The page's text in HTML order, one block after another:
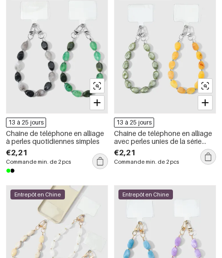
13 à 25 jours
Chaîne de téléphone en alliage
à perles quotidiennes simples
€2,21
Commande min. de 2 pcs
13 à 25 jours
Chaîne de téléphone en alliage
avec perles unies de la série
Simple
€2,21
Commande min. de 2 pcs
Entrepôt en Chine Entrepôt en Chine